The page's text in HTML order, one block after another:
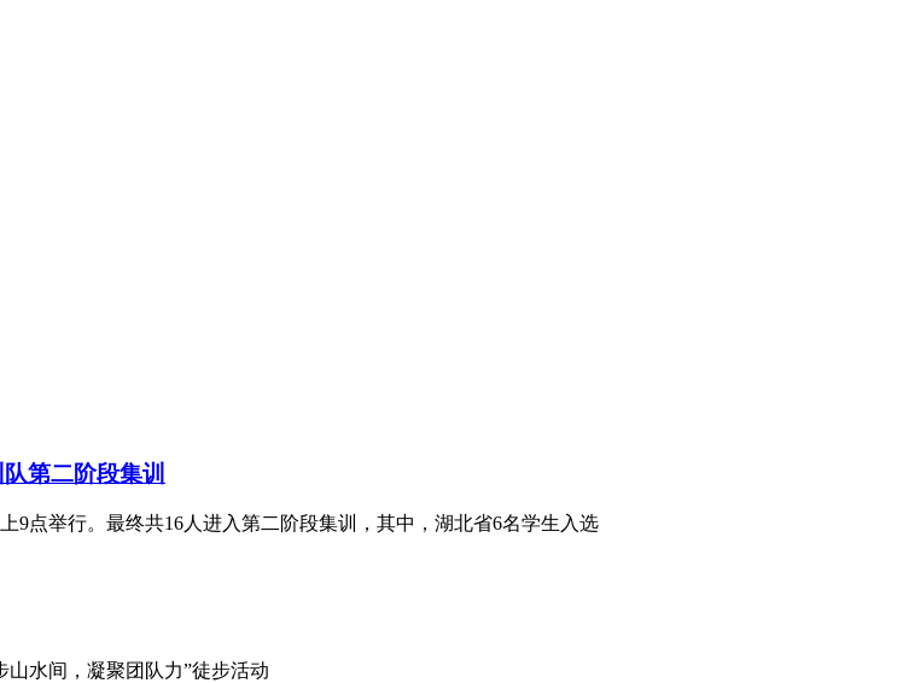
第二阶段集训
9点举行。最终共16人进入第二阶段集训，其中，湖北省6名学生入选
水间，凝聚团队力”徒步活动